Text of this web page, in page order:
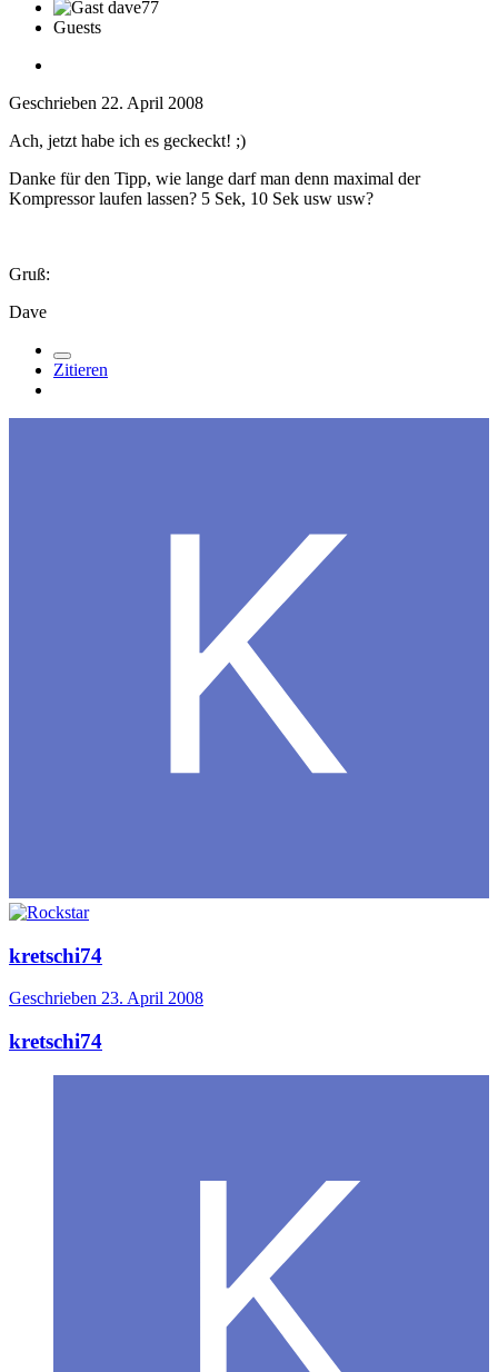
Guests
Geschrieben 22. April 2008
Ach, jetzt habe ich es geckeckt! ;)
Danke für den Tipp, wie lange darf man denn maximal der
Kompressor laufen lassen? 5 Sek, 10 Sek usw usw?
Gruß:
Dave
Zitieren
kretschi74
Geschrieben 23. April 2008
kretschi74